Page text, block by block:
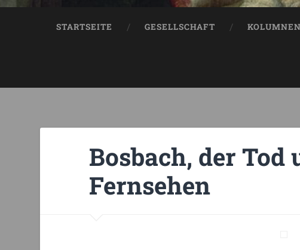
STARTSEITE GESELLSCHAFT
Bosbach, der Tod
Fernsehen